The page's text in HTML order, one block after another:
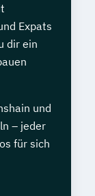
Expats
dir ein
und
– jeder
für sich